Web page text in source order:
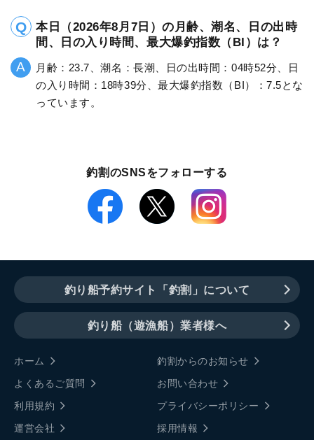
本日（2026年8月7日）の月齢、潮名、日の出時
間、日の入り時間、最大爆釣指数（BI）は？
月齢：23.7、潮名：長潮、日の出時間：04時52分、日
の入り時間：18時39分、最大爆釣指数（BI）：7.5とな
っています。
釣割のSNSをフォローする
釣り船予約サイト「釣割」について
釣り船（遊漁船）業者様へ
ホーム
釣割からのお知らせ
よくあるご質問
お問い合わせ
利用規約
プライバシーポリシー
運営会社
採用情報